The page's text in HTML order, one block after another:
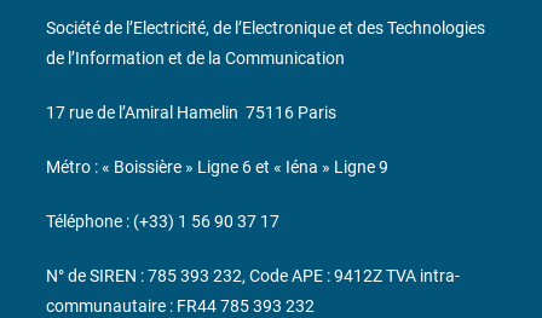
Société de l’Electricité, de l’Electronique et des Technologies
de l’Information et de la Communication
17 rue de l’Amiral Hamelin 75116 Paris
Métro : « Boissière » Ligne 6 et « Iéna » Ligne 9
Téléphone : (+33) 1 56 90 37 17
N° de SIREN : 785 393 232, Code APE : 9412Z TVA intra-
communautaire : FR44 785 393 232